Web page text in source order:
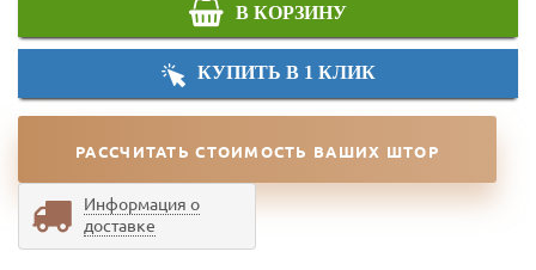
В КОРЗИНУ
КУПИТЬ В 1 КЛИК
РАССЧИТАТЬ СТОИМОСТЬ ВАШИХ ШТОР
Информация о
доставке